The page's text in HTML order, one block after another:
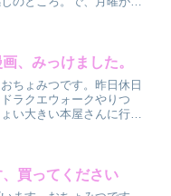
お、...
、みっけました。
ちょみつです。昨日休日
ラクエウォークやりつ
い大きい本屋さんに行っ
た、嬉しい。ス...
買ってください